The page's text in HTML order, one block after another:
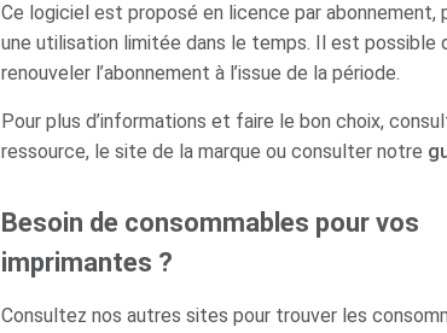
Ce logiciel est proposé en licence par abonnement,
une utilisation limitée dans le temps. Il est possible
renouveler l’abonnement à l’issue de la période.
Pour plus d’informations et faire le bon choix,
ressource, le site de la marque ou consulter notre
Besoin de consommables pour vos
imprimantes ?
Consultez nos autres sites pour trouver les